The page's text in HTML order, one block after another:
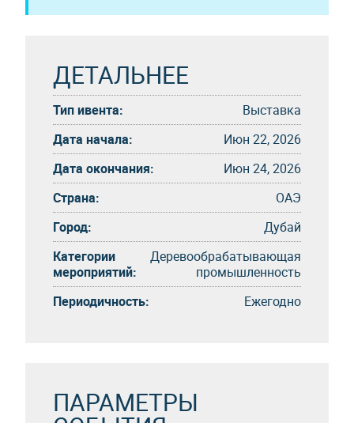
ДЕТАЛЬНЕЕ
Тип ивента:
Выставка
Дата начала:
Июн 22, 2026
Дата окончания:
Июн 24, 2026
Страна:
ОАЭ
Город:
Дубай
Категории
мероприятий:
Деревообрабатывающая
промышленность
Периодичность:
Eжегоднo
ПАРАМЕТРЫ